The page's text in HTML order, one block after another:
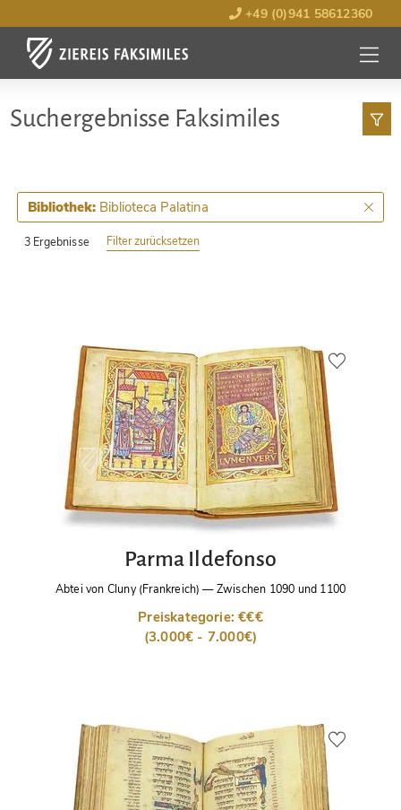
+49 (0)941 58612360
MENÜ
Such­ergebnisse Faksimiles
3 Ergebnisse
Bibliothek: Biblioteca Palatina
Filter zurücksetzen
Parma Ildefonso
Abtei von Cluny (Frankreich) —Zwischen 1090 und 1100
Preiskategorie: €€€
(3.000€ - 7.000€)